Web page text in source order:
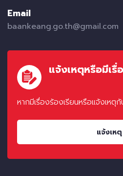
Email
baankeang.go.th@gmail.com
แจ้งเหตุหรือมีเรื่
หากมีเรื่องร้องเรียนหรือแจ้งเหตุ
แจ้งเหตุ